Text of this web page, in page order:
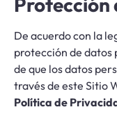
De acuerdo con la
protección de datos
de que los datos
través de este Sitio
Política de